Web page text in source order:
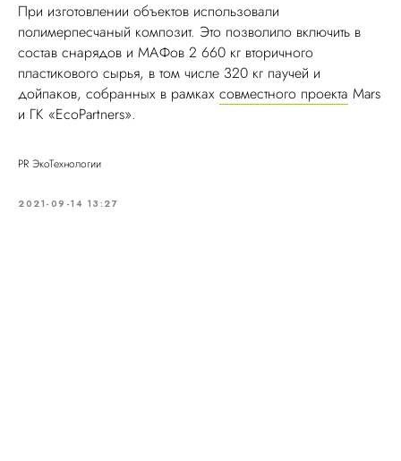
При изготовлении объектов использовали
полимерпесчаный композит. Это позволило включить в
состав снарядов и МАФов 2 660 кг вторичного
пластикового сырья, в том числе 320 кг паучей и
дойпаков, собранных в рамках совместного проекта Mars
и ГК «EcoPartners».
PR ЭкоТехнологии
2021-09-14 13:27